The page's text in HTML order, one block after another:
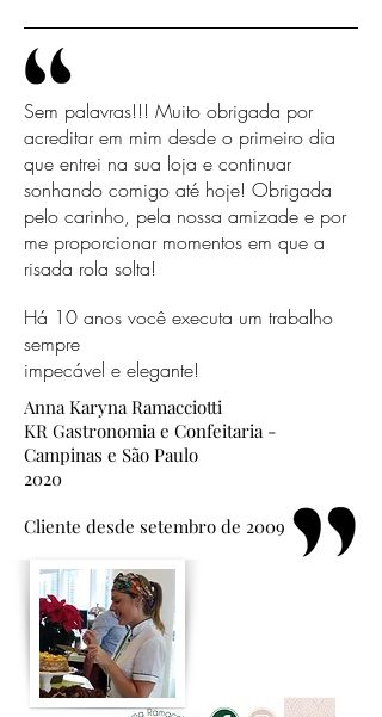
Sem palavras!!! Muito obrigada por
acreditar em mim desde o primeiro dia
que entrei na sua loja e continuar
sonhando comigo até hoje! Obrigada
pelo carinho, pela nossa amizade e por
me proporcionar momentos em que a
risada rola solta!
Há 10 anos você executa um trabalho
sempre
impecável e elegante!
Anna Karyna Ramacciotti
KR Gastronomia e Confeitaria -
Campinas e São Paulo
2020
Cliente desde setembro de 2009